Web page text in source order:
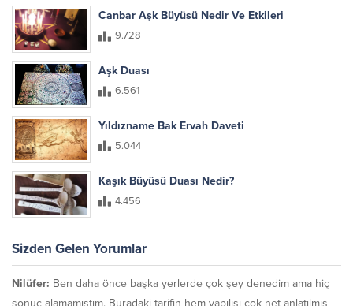
Canbar Aşk Büyüsü Nedir Ve Etkileri
9.728
Aşk Duası
6.561
Yıldızname Bak Ervah Daveti
5.044
Kaşık Büyüsü Duası Nedir?
4.456
Sizden Gelen Yorumlar
Nilüfer: Ben daha önce başka yerlerde çok şey denedim ama hiç